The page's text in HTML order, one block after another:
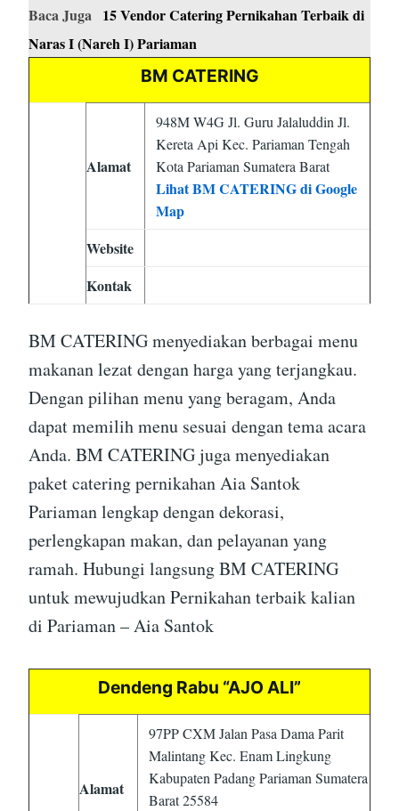
Baca Juga
15 Vendor Catering Pernikahan Terbaik di
Naras I (Nareh I) Pariaman
BM CATERING
Alamat
948M W4G Jl. Guru Jalaluddin Jl.
Kereta Api Kec. Pariaman Tengah
Kota Pariaman Sumatera Barat
Lihat BM CATERING di Google
Map
Website
Kontak
BM CATERING menyediakan berbagai menu
makanan lezat dengan harga yang terjangkau.
Dengan pilihan menu yang beragam, Anda
dapat memilih menu sesuai dengan tema acara
Anda. BM CATERING juga menyediakan
paket catering pernikahan Aia Santok
Pariaman lengkap dengan dekorasi,
perlengkapan makan, dan pelayanan yang
ramah. Hubungi langsung BM CATERING
untuk mewujudkan Pernikahan terbaik kalian
di Pariaman – Aia Santok
Dendeng Rabu “AJO ALI”
Alamat
97PP CXM Jalan Pasa Dama Parit
Malintang Kec. Enam Lingkung
Kabupaten Padang Pariaman Sumatera
Barat 25584